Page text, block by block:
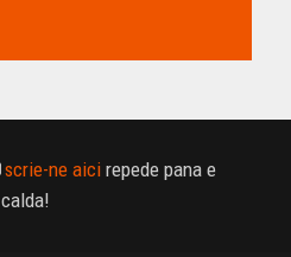
scrie-ne aici repede pana e
calda!